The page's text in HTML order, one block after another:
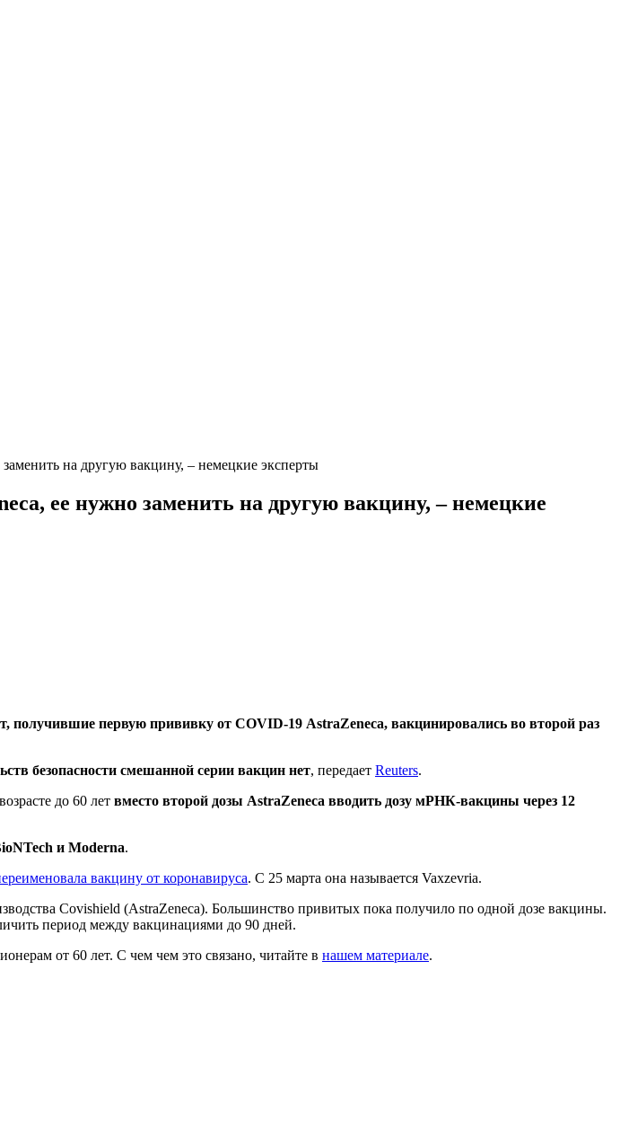
на другую вакцину, – немецкие эксперты
ее нужно заменить на другую вакцину, – немецкие
получившие первую прививку от COVID-19 AstraZeneca, вакцинировались во второй раз
безопасности смешанной серии вакцин нет, передает Reuters.
до 60 лет вместо второй дозы AstraZeneca вводить дозу мРНК-вакцины через 12
и Moderna.
вакцину от коронавируса. С 25 марта она называется Vaxzevria.
Covishield (AstraZeneca). Большинство привитых пока получило по одной дозе вакцины.
период между вакцинациями до 90 дней.
от 60 лет. С чем чем это связано, читайте в нашем материале.